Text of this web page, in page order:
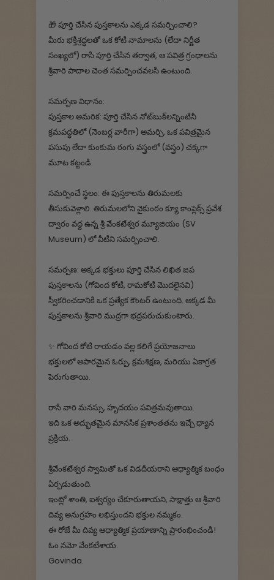
🎁 పూర్తి చేసిన పుస్తకాలను ఎక్కడ సమర్పించాలి?
మీరు భక్తిశ్రద్ధలతో ఒక కోటి నామాలను (లేదా నిర్ణీత
సంఖ్యలో) రాసి పూర్తి చేసిన తర్వాత, ఆ పవిత్ర గ్రంథాలను
శ్రీవారి పాదాల చెంత సమర్పించవలసి ఉంటుంది.
సమర్పణ విధానం:
పుస్తకాల అమరిక: పూర్తి చేసిన నోట్‌బుక్‌లన్నింటినీ
క్రమపద్ధతిలో (నెంబర్ల వారీగా) అమర్చి, ఒక పవిత్రమైన
పసుపు లేదా కుంకుమ రంగు వస్త్రంలో (వస్త్రం) చక్కగా
మూట కట్టండి.
సమర్పించే స్థలం: ఈ పుస్తకాలను తిరుమలకు
తీసుకువెళ్లాలి. తిరుమలలోని వైకుంఠం క్యూ కాంప్లెక్స్ ప్రవేశ
ద్వారం వద్ద ఉన్న శ్రీ వేంకటేశ్వర మ్యూజియం (SV
Museum) లో వీటిని సమర్పించాలి.
సమర్పణ: అక్కడ భక్తులు పూర్తి చేసిన లిఖిత జప
పుస్తకాలను (గోవింద కోటి, రామకోటి మొదలైనవి)
స్వీకరించడానికి ఒక ప్రత్యేక కౌంటర్ ఉంటుంది. అక్కడ మీ
పుస్తకాలను శ్రీవారి ముద్రగా భద్రపరుచుకుంటారు.
✨ గోవింద కోటి రాయడం వల్ల కలిగే ప్రయోజనాలు
భక్తులలో అపారమైన ఓర్పు, క్రమశిక్షణ, మరియు ఏకాగ్రత
పెరుగుతాయి.
రాసే వారి మనస్సు, హృదయం పవిత్రమవుతాయి.
ఇది ఒక అద్భుతమైన మానసిక ప్రశాంతతను ఇచ్చే ధ్యాన
ప్రక్రియ.
శ్రీవేంకటేశ్వర స్వామితో ఒక విడదీయరాని ఆధ్యాత్మిక బంధం
ఏర్పడుతుంది.
ఇంట్లో శాంతి, ఐశ్వర్యం చేకూరుతాయని, సాక్షాత్తు ఆ శ్రీవారి
దివ్య అనుగ్రహం లభిస్తుందని భక్తుల నమ్మకం.
ఈ రోజే మీ దివ్య ఆధ్యాత్మిక ప్రయాణాన్ని ప్రారంభించండి!
ఓం నమో వేంకటేశాయ.
Govinda.